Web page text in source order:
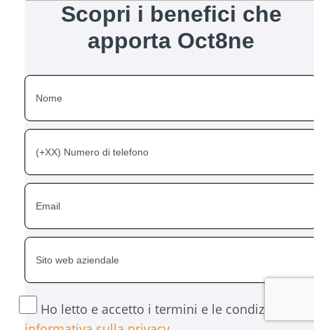
Scopri i benefici che
apporta Oct8ne
Ho letto e accetto i termini e le condizioni dell